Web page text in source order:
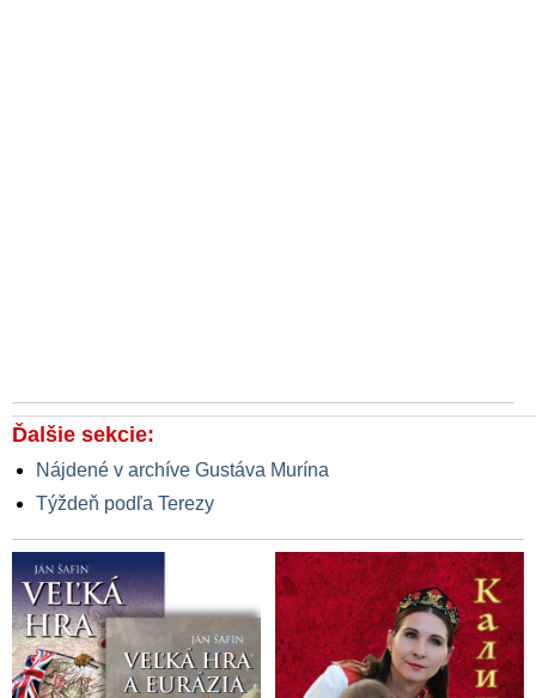
Ďalšie sekcie:
Nájdené v archíve Gustáva Murína
Týždeň podľa Terezy